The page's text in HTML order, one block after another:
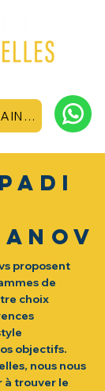
RÉSERVEZ MAINTENANT
proposent
de
choix
objectifs.
nous nous
à trouver le